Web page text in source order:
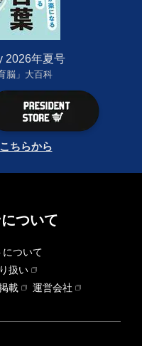
2026年夏号
脳」大百科
ちらから
ついて
について
扱い
載
運営会社